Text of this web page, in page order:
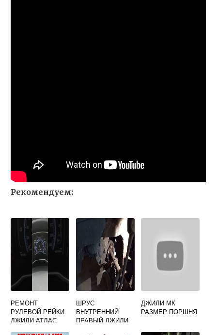
Рекомендуем:
РЕМОНТ
РУЛЕВОЙ РЕЙКИ
ДЖИЛИ АТЛАС
ШРУС
ВНУТРЕННИЙ
ПРАВЫЙ ДЖИЛИ
ДЖИЛИ МК
РАЗМЕР ПОРШНЯ